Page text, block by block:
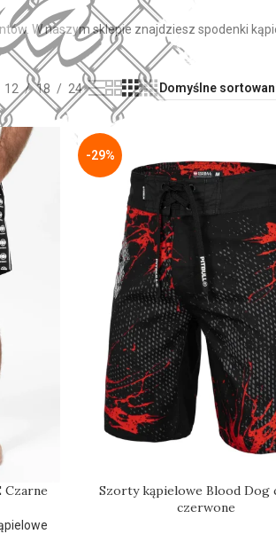
W naszym sklepie znajdziesz spodenki
12 18 24
Czarne
-29%
Szorty kąpielowe Blood Dog
czerwone